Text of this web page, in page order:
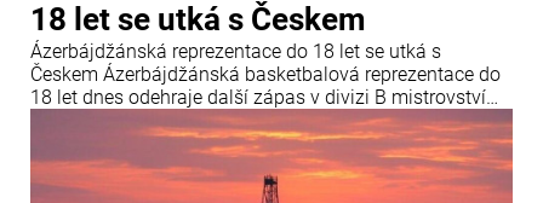
18 let se utká s Českem
Ázerbájdžánská reprezentace do 18 let se utká s
Českem Ázerbájdžánská basketbalová reprezentace do
18 let dnes odehraje další zápas v divizi B mistrovství
Evropy FIBA. V závěrečném kole skupiny B se
ázerbájdžánský tým utká s reprezentací České republiky.
Utkání se odehraje v chorvatské Opatiji a začne ve 18:00
středoevropského letního času.